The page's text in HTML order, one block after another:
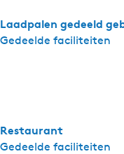
Gedeelde faciliteiten
Laadpalen gedeeld
Gedeelde faciliteiten
Restaurant
e
r